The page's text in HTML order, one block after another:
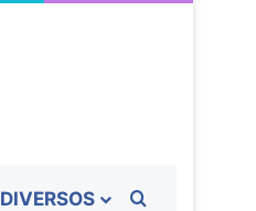
DIVERSOS